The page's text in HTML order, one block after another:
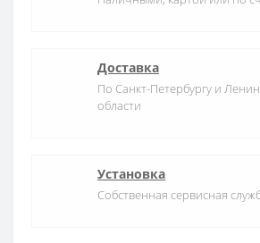
Доставка
По Санкт-Петербургу и
области
Установка
Собственная сервисная